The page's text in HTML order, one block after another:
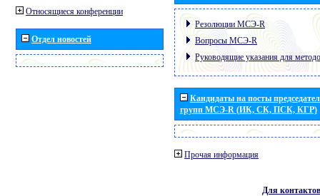
Относящиеся конференции
Отдел новостей
Резолюции МСЭ-R
Вопросы МСЭ-R
Руководящие указания для
Кандидаты на посты
групп МСЭ-R (ИК, СК, ПСК, КГР)
Прочая информация
Для контактов